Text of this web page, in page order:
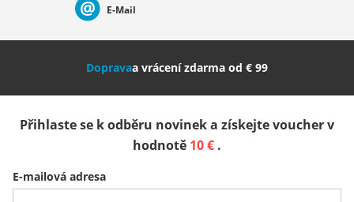
Nederland Italia (Italiano) Italien (Deutsch)
Slovenija
Belgique (Français) Danmark Norge
E-Mail
Dopravaa vrácení zdarma od € 99
Přihlaste se k odběru novinek a získejte voucher v
hodnotě 10 € .
E-mailová adresa